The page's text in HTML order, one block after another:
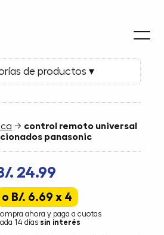
de productos ▾
→ control remoto universal
panasonic
. 24.99
o B/. 6.69 x 4
ahora y paga a cuotas
14 días sin interés